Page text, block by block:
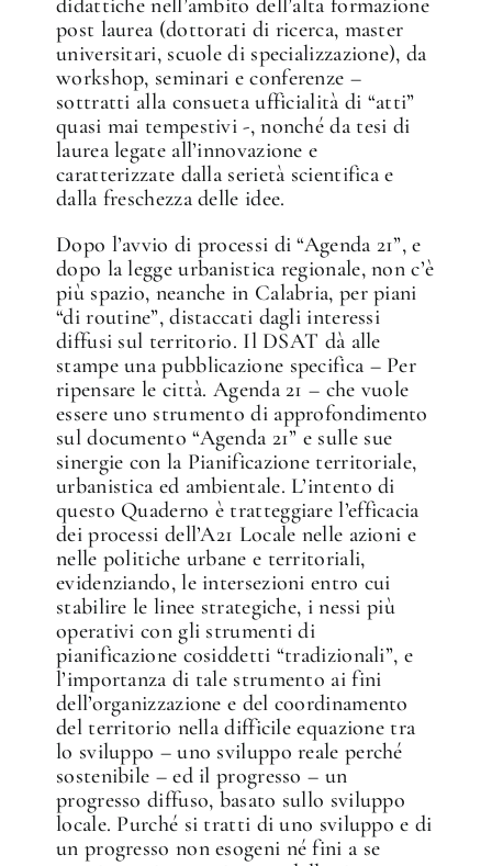
post laurea (dottorati di ricerca, master
universitari, scuole di specializzazione), da
workshop, seminari e conferenze –
sottratti alla consueta ufficialità di “atti”
quasi mai tempestivi -, nonché da tesi di
laurea legate all’innovazione e
caratterizzate dalla serietà scientifica e
dalla freschezza delle idee.
Dopo l’avvio di processi di “Agenda 21”, e
dopo la legge urbanistica regionale, non c’è
più spazio, neanche in Calabria, per piani
“di routine”, distaccati dagli interessi
diffusi sul territorio. Il DSAT dà alle
stampe una pubblicazione specifica – Per
ripensare le città. Agenda 21 – che vuole
essere uno strumento di approfondimento
sul documento “Agenda 21” e sulle sue
sinergie con la Pianificazione territoriale,
urbanistica ed ambientale. L’intento di
questo Quaderno è tratteggiare l’efficacia
dei processi dell’A21 Locale nelle azioni e
nelle politiche urbane e territoriali,
evidenziando, le intersezioni entro cui
stabilire le linee strategiche, i nessi più
operativi con gli strumenti di
pianificazione cosiddetti “tradizionali”, e
l’importanza di tale strumento ai fini
dell’organizzazione e del coordinamento
del territorio nella difficile equazione tra
lo sviluppo – uno sviluppo reale perché
sostenibile – ed il progresso – un
progresso diffuso, basato sullo sviluppo
locale. Purché si tratti di uno sviluppo e di
un progresso non esogeni né fini a se